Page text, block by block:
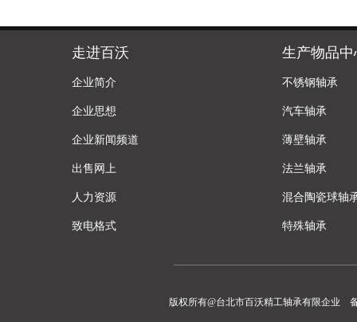
走进百沃
企业简介
企业思想
企业新闻频道
出售网上
人力资源
致电格式
生产物品中
不锈钢轴承
汽车轴承
薄壁轴承
法兰轴承
混合陶瓷球轴
特殊轴承
版权所有@台北市百沃精工轴承有限企业